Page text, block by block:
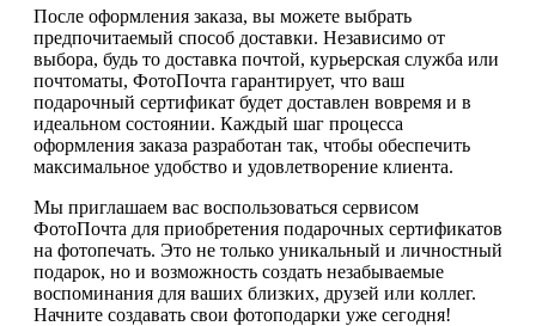
После оформления заказа, вы можете выбрать
предпочитаемый способ доставки. Независимо от
выбора, будь то доставка почтой, курьерская служба или
почтоматы, ФотоПочта гарантирует, что ваш
подарочный сертификат будет доставлен вовремя и в
идеальном состоянии. Каждый шаг процесса
оформления заказа разработан так, чтобы обеспечить
максимальное удобство и удовлетворение клиента.
Мы приглашаем вас воспользоваться сервисом
ФотоПочта для приобретения подарочных сертификатов
на фотопечать. Это не только уникальный и личностный
подарок, но и возможность создать незабываемые
воспоминания для ваших близких, друзей или коллег.
Начните создавать свои фотоподарки уже сегодня!